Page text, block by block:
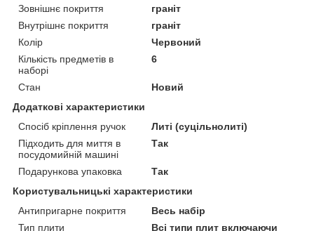
Зовнішнє покриття
граніт
Внутрішнє покриття
граніт
Колір
Червоний
Кількість предметів в
наборі
6
Стан
Новий
Додаткові характеристики
Спосіб кріплення ручок
Литі (суцільнолиті)
Підходить для миття в
посудомийній машині
Так
Подарункова упаковка
Так
Користувальницькі характеристики
Антипригарне покриття
Весь набір
Тип плити
Всі типи плит включаючи